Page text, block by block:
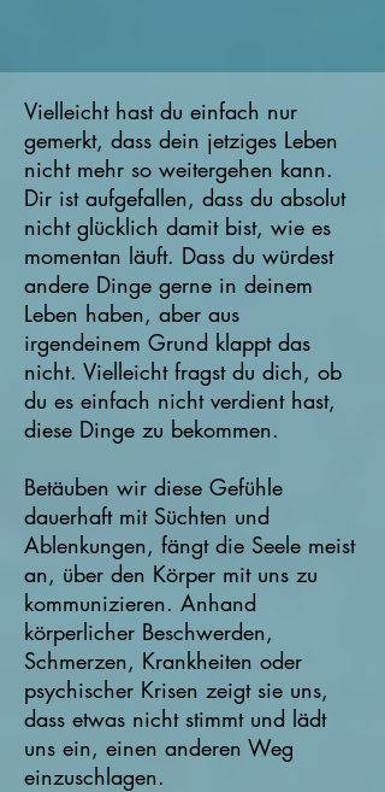
Vielleicht hast du einfach nur
gemerkt, dass dein jetziges Leben
nicht mehr so weitergehen kann.
Dir ist aufgefallen, dass du absolut
nicht glücklich damit bist, wie es
momentan läuft. Dass du würdest
andere Dinge gerne in deinem
Leben haben, aber aus
irgendeinem Grund klappt das
nicht. Vielleicht fragst du dich, ob
du es einfach nicht verdient hast,
diese Dinge zu bekommen.
Betäuben wir diese Gefühle
dauerhaft mit Süchten und
Ablenkungen, fängt die Seele meist
an, über den Körper mit uns zu
kommunizieren. Anhand
körperlicher Beschwerden,
Schmerzen, Krankheiten oder
psychischer Krisen zeigt sie uns,
dass etwas nicht stimmt und lädt
uns ein, einen anderen Weg
einzuschlagen.